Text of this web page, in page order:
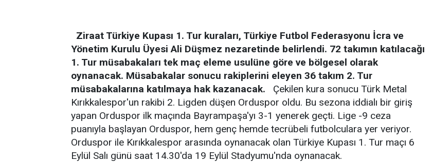
Ziraat Türkiye Kupası 1. Tur kuraları, Türkiye Futbol Federasyonu İcra ve
Yönetim Kurulu Üyesi Ali Düşmez nezaretinde belirlendi. 72 takımın katılacağı
1. Tur müsabakaları tek maç eleme usulüne göre ve bölgesel olarak
oynanacak. Müsabakalar sonucu rakiplerini eleyen 36 takım 2. Tur
müsabakalarına katılmaya hak kazanacak. Çekilen kura sonucu Türk Metal
Kırıkkalespor'un rakibi 2. Ligden düşen Orduspor oldu. Bu sezona iddialı bir giriş
yapan Orduspor ilk maçında Bayrampaşa'yı 3-1 yenerek geçti. Lige -9 ceza
puanıyla başlayan Orduspor, hem genç hemde tecrübeli futbolculara yer veriyor.
Orduspor ile Kırıkkalespor arasında oynanacak olan Türkiye Kupası 1. Tur maçı 6
Eylül Salı günü saat 14.30'da 19 Eylül Stadyumu'nda oynanacak.